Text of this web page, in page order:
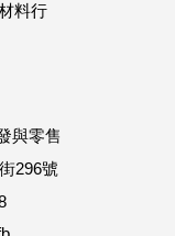
料行
與零售
296號